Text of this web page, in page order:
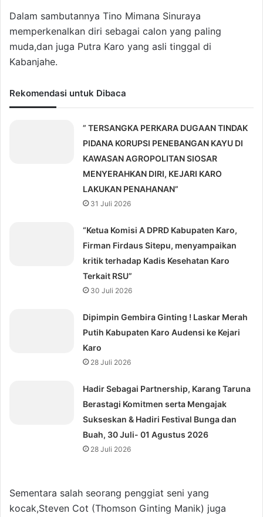
Dalam sambutannya Tino Mimana Sinuraya
memperkenalkan diri sebagai calon yang paling
muda,dan juga Putra Karo yang asli tinggal di
Kabanjahe.
Rekomendasi untuk Dibaca
” TERSANGKA PERKARA DUGAAN TINDAK
PIDANA KORUPSI PENEBANGAN KAYU DI
KAWASAN AGROPOLITAN SIOSAR
MENYERAHKAN DIRI, KEJARI KARO
LAKUKAN PENAHANAN”
31 Juli 2026
“Ketua Komisi A DPRD Kabupaten Karo,
Firman Firdaus Sitepu, menyampaikan
kritik terhadap Kadis Kesehatan Karo
Terkait RSU”
30 Juli 2026
Dipimpin Gembira Ginting ! Laskar Merah
Putih Kabupaten Karo Audensi ke Kejari
Karo
28 Juli 2026
Hadir Sebagai Partnership, Karang Taruna
Berastagi Komitmen serta Mengajak
Sukseskan & Hadiri Festival Bunga dan
Buah, 30 Juli- 01 Agustus 2026
28 Juli 2026
Sementara salah seorang penggiat seni yang
kocak,Steven Cot (Thomson Ginting Manik) juga